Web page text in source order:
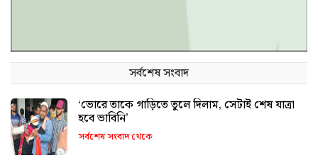
সর্বশেষ সংবাদ
‘ভোরে তাকে গাড়িতে তুলে দিলাম, সেটাই শেষ যাত্রা
হবে ভাবিনি’
সর্বশেষ সংবাদ থেকে